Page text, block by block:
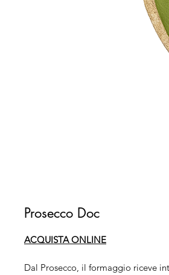
Prosecco Doc
ACQUISTA ONLINE
Dal Prosecco, il formaggio riceve